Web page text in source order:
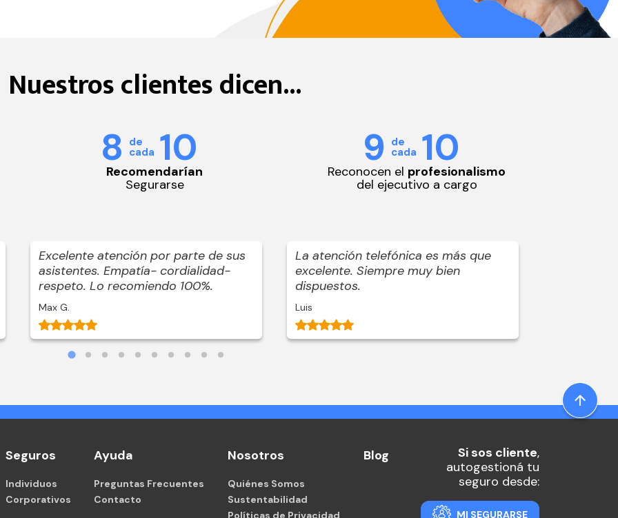
Nuestrosclientes dicen...
8 de
cada 10
Recomendarían
Segurarse
9 de
cada 10
Reconocen el profesionalismo
del ejecutivo a cargo
Excelente atención por parte de sus
asistentes. Empatía- cordialidad-
respeto. Lo recomiendo 100%.
Max G.
La atención telefónica es más que
excelente. Siempre muy bien
dispuestos.
Luis
Seguros
Individuos
Corporativos
Ayuda
Preguntas Frecuentes
Contacto
Nosotros
Quiénes Somos
Sustentabilidad
Políticas de Privacidad
Blog Si sos cliente,
autogestioná tu
seguro desde:
MI SEGURARSE